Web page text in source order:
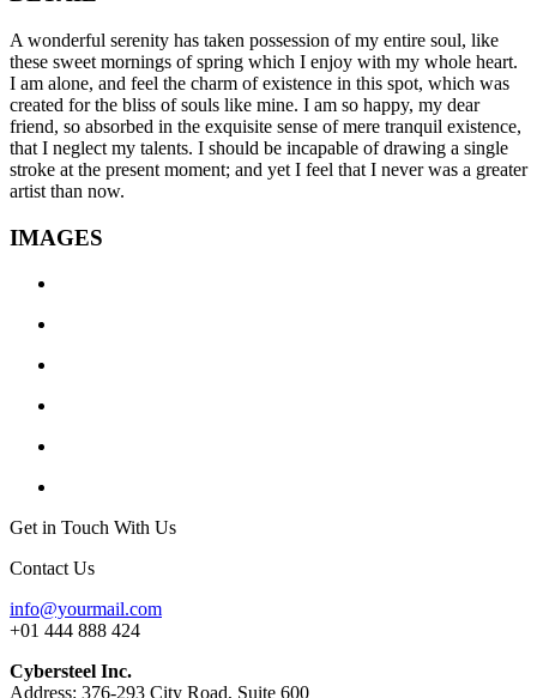
A wonderful serenity has taken possession of my entire soul, like
these sweet mornings of spring which I enjoy with my whole heart.
I am alone, and feel the charm of existence in this spot, which was
created for the bliss of souls like mine. I am so happy, my dear
friend, so absorbed in the exquisite sense of mere tranquil existence,
that I neglect my talents. I should be incapable of drawing a single
stroke at the present moment; and yet I feel that I never was a greater
artist than now.
IMAGES
Get in Touch With Us
Contact Us
info@yourmail.com
+01 444 888 424
Cybersteel Inc.
Address: 376-293 City Road, Suite 600